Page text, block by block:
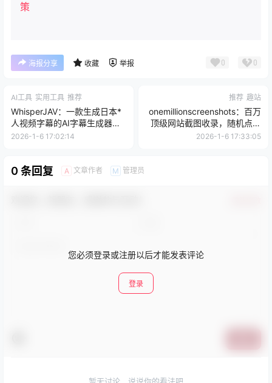
策
海报分享 收藏 举报 0 0
AI工具 实用工具 推荐
WhisperJAV：一款生成日本*
人视频字幕的AI字幕生成器，
支持 DeepSeek（价格低
OpenRouter。
2026-1-6 17:02:14
推荐 趣站
onemillionscreenshots：百万
顶级网站截图收录，随机点一
个查看截图，或者搜索查找
2026-1-6 17:33:05
0 条回复 A 文章作者 M 管理员
您必须登录或注册以后才能发表评论
登录
暂无讨论，说说你的看法吧